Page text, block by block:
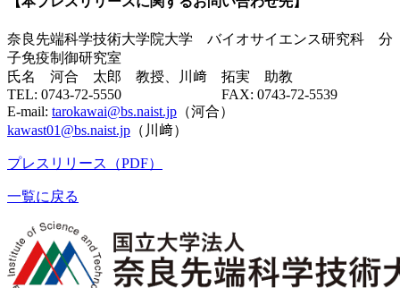
奈良先端科学技術大学院大学 バイオサイエンス研究科 分
子免疫制御研究室
氏名 河合 太郎 教授、川﨑 拓実 助教
TEL: 0743-72-5550 FAX: 0743-72-5539
E-mail: tarokawai@bs.naist.jp （河合）
kawast01@bs.naist.jp （川﨑）
プレスリリース（PDF）
一覧に戻る